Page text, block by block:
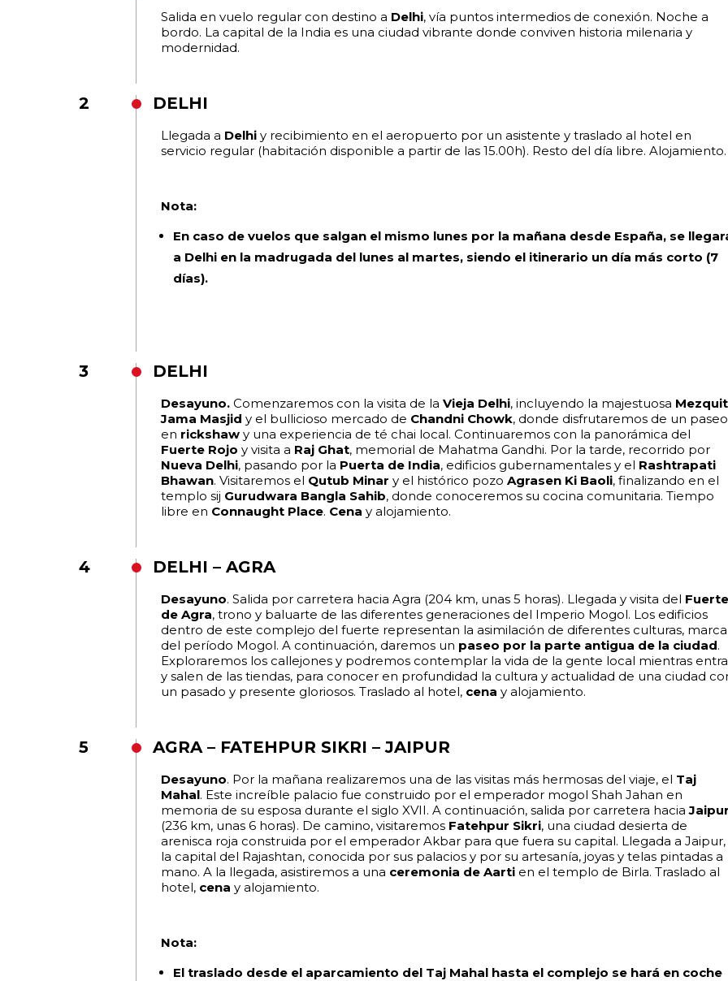
Salida en vuelo regular con destino a Delhi, vía puntos intermedios de conexión. Noche a
bordo. La capital de la India es una ciudad vibrante donde conviven historia milenaria y
modernidad.
2 DELHI
Llegada a Delhi y recibimiento en el aeropuerto por un asistente y traslado al hotel en
servicio regular (habitación disponible a partir de las 15.00h). Resto del día libre. Alojamiento.
Nota:
En caso de vuelos que salgan el mismo lunes por la mañana desde España, se
a Delhi en la madrugada del lunes al martes, siendo el itinerario un día más corto (7
días).
3 DELHI
Desayuno. Comenzaremos con la visita de laVieja Delhi, incluyendo la majestuosa
Jama Masjid y el bullicioso mercado de Chandni Chowk, donde disfrutaremos de un paseo
en rickshaw y una experiencia de té chai local. Continuaremos con la panorámica del
Fuerte Rojo y visita a Raj Ghat, memorial de Mahatma Gandhi. Por la tarde, recorrido por
Nueva Delhi, pasando por la Puerta de India, edificios gubernamentales y el Rashtrapati
Bhawan. Visitaremos el Qutub Minar y el histórico pozoAgrasen Ki Baoli, finalizando en el
templo sij Gurudwara Bangla Sahib, donde conoceremos su cocina comunitaria. Tiempo
libre en Connaught Place. Cena y alojamiento.
4 DELHI – AGRA
Desayuno. Salida por carretera hacia Agra (204 km, unas 5 horas). Llegada y visita del Fuerte
de Agra, trono y baluarte de las diferentes generaciones del Imperio Mogol. Los edificios
dentro de este complejo del fuerte representan la asimilación de diferentes culturas, marca
del período Mogol. A continuación, daremos un paseo por la parte antigua de la ciudad.
Exploraremos los callejones y podremos contemplar la vida de la gente local mientras
y salen de las tiendas, para conocer en profundidad la cultura y actualidad de una ciudad
un pasado y presente gloriosos. Traslado al hotel, cena y alojamiento.
5 AGRA – FATEHPUR SIKRI – JAIPUR
Desayuno. Por la mañana realizaremos una de las visitas más hermosas del viaje, el Taj
Mahal. Este increíble palacio fue construido por el emperador mogol Shah Jahan en
memoria de su esposa durante el siglo XVII. A continuación, salida por carretera haciaJaipur
(236 km, unas 6 horas). De camino, visitaremos Fatehpur Sikri, una ciudad desierta de
arenisca roja construida por el emperador Akbar para que fuera su capital. Llegada a Jaipur,
la capital del Rajashtan, conocida por sus palacios y por su artesanía, joyas y telas pintadas a
mano. A la llegada, asistiremos a una ceremonia de Aarti en el templo de Birla. Traslado al
hotel, cena y alojamiento.
Nota:
El traslado desde el aparcamiento del Taj Mahal hasta el complejo se hará en coche